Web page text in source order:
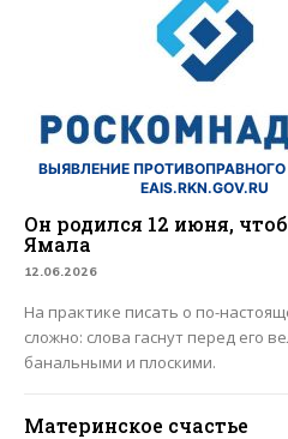
ВЫЯВЛЕНИЕ
EAIS.RKN.GOV.RU
Он родился 12 июня,
Ямала
12.06.2026
На практике писать о по-
сложно: слова гаснут перед его
банальными и плоскими.
Материнское счастье